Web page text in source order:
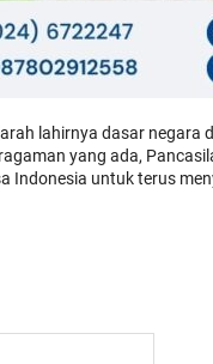
lahirnya dasar negara
yang ada,
Indonesia untuk terus